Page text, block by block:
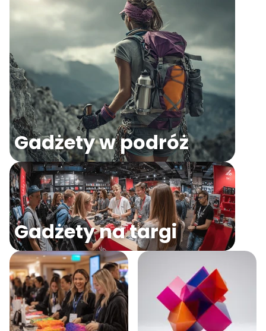
Gadżety w podróż
Gadżety na targi